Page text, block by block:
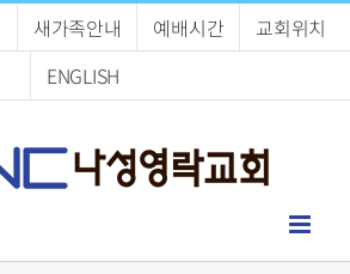
새가족안내 예배시간
교회위치
ENGLISH